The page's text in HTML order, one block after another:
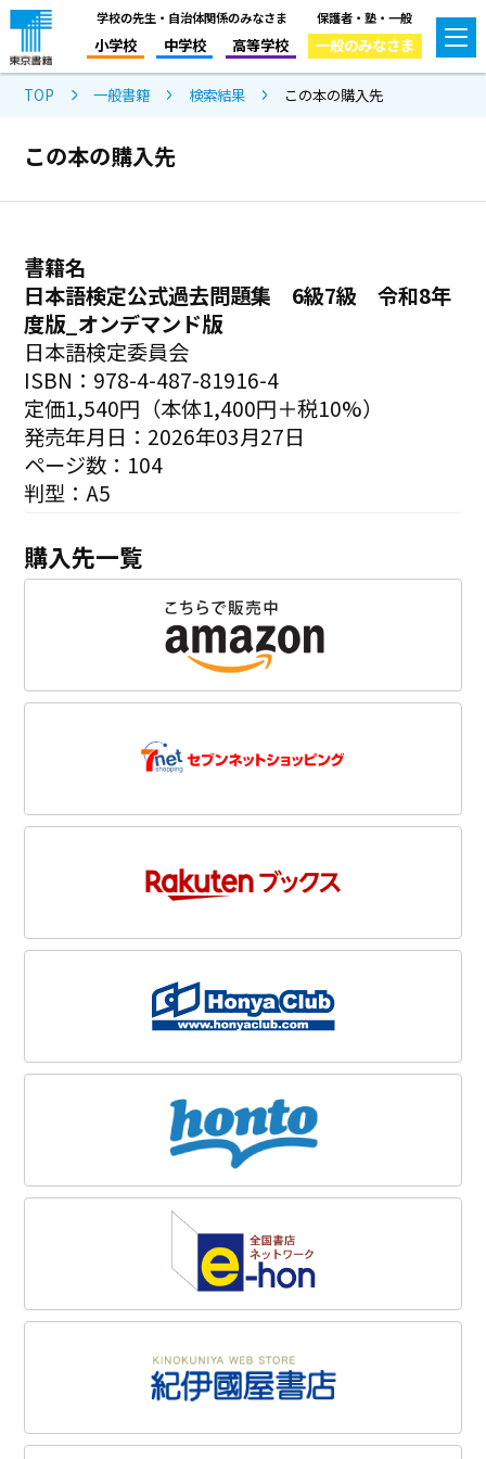
学校の先生・自治体関係のみなさま
小学校 中学校 高等学校
保護者・塾・一般
一般のみなさま
TOP 一般書籍 検索結果 この本の購入先
この本の購入先
書籍名
日本語検定公式過去問題集 6級7級 令和8年
度版_オンデマンド版
日本語検定委員会
ISBN：978-4-487-81916-4
定価1,540円（本体1,400円＋税10%）
発売年月日：2026年03月27日
ページ数：104
判型：A5
購入先一覧